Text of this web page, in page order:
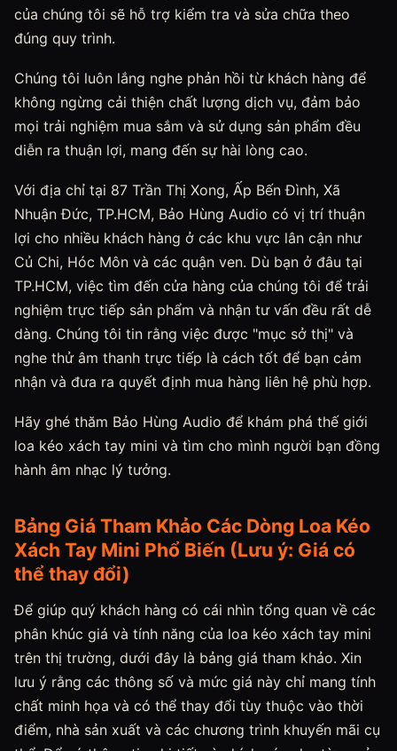
của chúng tôi sẽ hỗ trợ kiểm tra và sửa chữa theo
đúng quy trình.
Chúng tôi luôn lắng nghe phản hồi từ khách hàng để
không ngừng cải thiện chất lượng dịch vụ, đảm bảo
mọi trải nghiệm mua sắm và sử dụng sản phẩm đều
diễn ra thuận lợi, mang đến sự hài lòng cao.
Với địa chỉ tại 87 Trần Thị Xong, Ấp Bến Đình, Xã
Nhuận Đức, TP.HCM, Bảo Hùng Audio có vị trí thuận
lợi cho nhiều khách hàng ở các khu vực lân cận như
Củ Chi, Hóc Môn và các quận ven. Dù bạn ở đâu tại
TP.HCM, việc tìm đến cửa hàng của chúng tôi để trải
nghiệm trực tiếp sản phẩm và nhận tư vấn đều rất dễ
dàng. Chúng tôi tin rằng việc được "mục sở thị" và
nghe thử âm thanh trực tiếp là cách tốt để bạn cảm
nhận và đưa ra quyết định mua hàng liên hệ phù hợp.
Hãy ghé thăm Bảo Hùng Audio để khám phá thế giới
loa kéo xách tay mini và tìm cho mình người bạn đồng
hành âm nhạc lý tưởng.
Bảng Giá Tham Khảo Các Dòng Loa Kéo
Xách Tay Mini Phổ Biến (Lưu ý: Giá có
thể thay đổi)
Để giúp quý khách hàng có cái nhìn tổng quan về các
phân khúc giá và tính năng của loa kéo xách tay mini
trên thị trường, dưới đây là bảng giá tham khảo. Xin
lưu ý rằng các thông số và mức giá này chỉ mang tính
chất minh họa và có thể thay đổi tùy thuộc vào thời
điểm, nhà sản xuất và các chương trình khuyến mãi cụ